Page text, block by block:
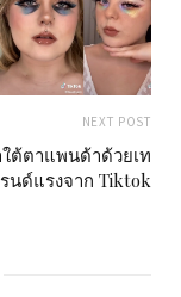
NEXT POST
ต้ตาแพนด้าด้วยเท
รนด์แรงจาก Tiktok